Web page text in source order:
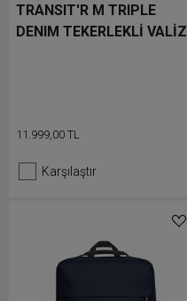
TRANSIT'R M TRIPLE
DENIM TEKERLEKLİ VALİZ
11.999,00 TL
Karşılaştır